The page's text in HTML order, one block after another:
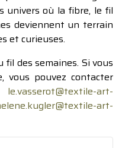
univers où la fibre, le fil
deviennent un terrain
et curieuses.
des semaines. Si vous
vous pouvez contacter
le.vasserot@textile-art-
art-